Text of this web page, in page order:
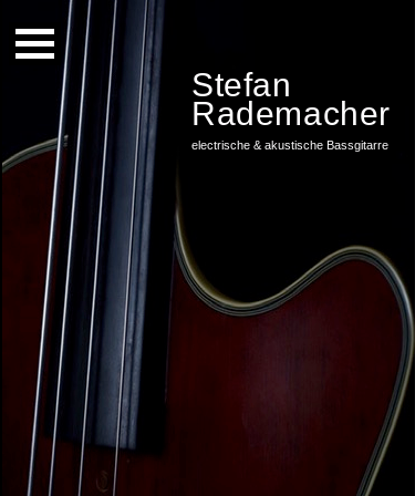
Home
Biografie
Diskografie
Projekte
Media
Fotogalerie
Unterricht
Equipment
Impressum
Stefan
Rademacher
electrische & akustische Bassgitarre